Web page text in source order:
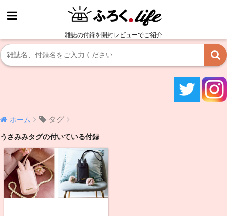
雑誌の付録を開封レビューでご紹介
ホーム タグ
うさみみタグの付いている付録